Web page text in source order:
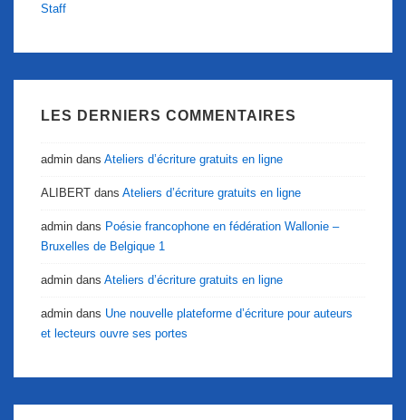
Staff
LES DERNIERS COMMENTAIRES
admin dans Ateliers d’écriture gratuits en ligne
ALIBERT dans Ateliers d’écriture gratuits en ligne
admin dans Poésie francophone en fédération Wallonie –
Bruxelles de Belgique 1
admin dans Ateliers d’écriture gratuits en ligne
admin dans Une nouvelle plateforme d’écriture pour auteurs
et lecteurs ouvre ses portes